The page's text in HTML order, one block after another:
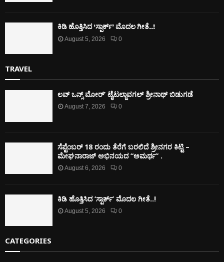
ಕಿಡಿ‌‌ ಹೊತ್ತಿಸಿದ ‘ಸ್ಪಾರ್ಕ್’ ಮೊದಲ‌ ಗೀತೆ..!
August 5, 2026 0
TRAVEL
ಲವ್ ಒನ್ಸ್ ಮೋರ್’ ಟೈಟಲ್ಜಾವಗಲ್ ಶ್ರೀನಾಥ್ ಬಿಡುಗಡೆ
August 7, 2026 0
ಸೆಪ್ಟೆಂಬರ್ 18 ರಂದು ತೆರೆಗೆ ಬರಲಿದೆ ಶ್ರೀನಗರ ಕಿಟ್ಟಿ –
ಮೇಘನಾರಾಜ್ ಅಭಿನಯದ “ಅಮರ್ಥ” .
August 6, 2026 0
ಕಿಡಿ‌‌ ಹೊತ್ತಿಸಿದ ‘ಸ್ಪಾರ್ಕ್’ ಮೊದಲ‌ ಗೀತೆ..!
August 5, 2026 0
CATEGORIES